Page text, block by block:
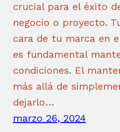
crucial para el éxito
negocio o proyecto.
cara de tu marca en
es fundamental
condiciones. El
más allá de
dejarlo…
marzo 26, 2024